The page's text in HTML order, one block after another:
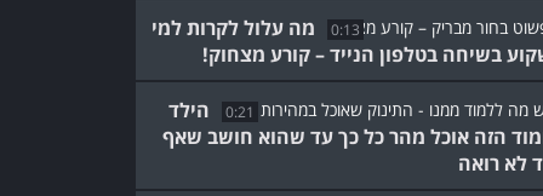
0:13
מה עלול לקרות למי
בשיחה בטלפון הנייד – קורע מצחוק!
0:21
הילד
הזה אוכל מהר כל כך עד שהוא חושב שאף
לא רואה